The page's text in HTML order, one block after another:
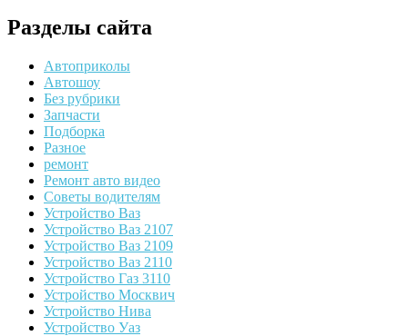
Разделы сайта
Автоприколы
Автошоу
Без рубрики
Запчасти
Подборка
Разное
ремонт
Ремонт авто видео
Советы водителям
Устройство Ваз
Устройство Ваз 2107
Устройство Ваз 2109
Устройство Ваз 2110
Устройство Газ 3110
Устройство Москвич
Устройство Нива
Устройство Уаз